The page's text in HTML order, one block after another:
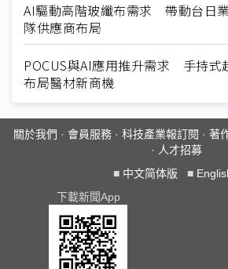
AI驅動高階玻纖布需求 帶動台日
隊供應商布局
POCUS與AI應用推升需求 手持式
布局醫材新商機
關於我們 · 會員服務· 科技產業報訂閱 · 著
· 人才招募
■ 中文简体版 ■
下載新聞App